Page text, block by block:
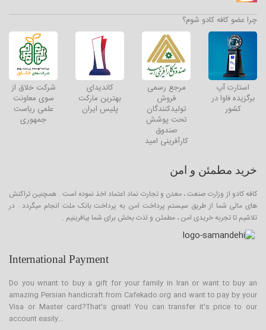
چرا عضو کافه کادو شوم؟
استارت آپ
برگزیده فاوا در
کشور
مرجع رسمی
فروش
تولیدکنندگان
تحت پوشش
صندوق
کارآفرینی امید
کاندیدای
بهترین مارکت
پلیس ایران
شرکت خلاق از
سوی معاونت
علمی ریاست
جمهوری
خرید مطمئن و امن
کافه کادو از وزارت صنعت ، معدن و تجارت نماد اعتماد اخذ نموده است . همچنین تراکنش
های مالی شما از طریق سیستم پرداخت امن به پرداخت بانک ملت انجام میگردد . در
تلاشیم تا تجربه خریدی امن ، مطمئن و لذت بخش برای شما بیافرینیم .
International Payment
Do you wnant to buy a gift for your family in Iran or want to buy an
amazing Persian handicraft from Cafekado.org and want to pay by your
Visa or Master card?That's great! You can transfer it's price to our
account easily...